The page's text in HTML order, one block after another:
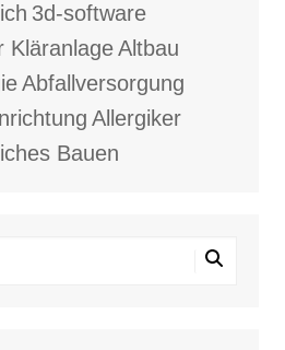
3d-software
KläranlageAltbau
Abfallversorgung
Allergiker
Bauen